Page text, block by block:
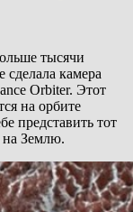
тысячи
камера
Orbiter. Этот
на орбите
представить тот
на Землю.